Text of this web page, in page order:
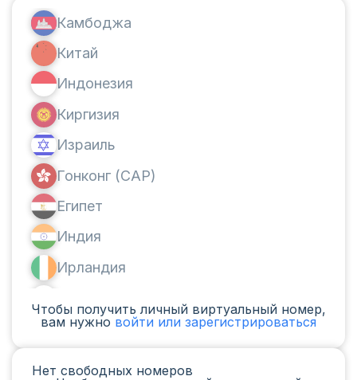
Камбоджа
Китай
Индонезия
Киргизия
Израиль
Гонконг (САР)
Египет
Индия
Ирландия
Аргентина
Чтобы получить личный виртуальный номер,
вам нужно войти или зарегистрироваться
Нет свободных номеров